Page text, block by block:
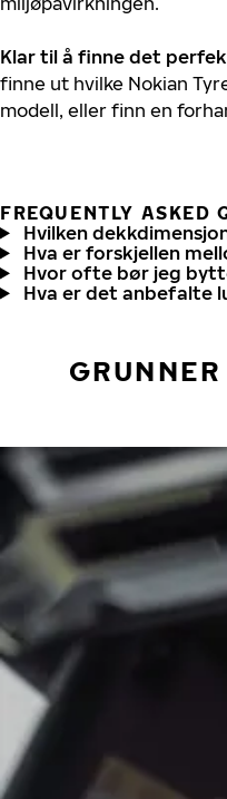
Klar til å finne det
finne ut hvilke Nokian
modell, eller finn en
FREQUENTLY ASKED
Hvilken
Hva er forskjellen
Hvor ofte bør jeg
Hva er det anbefalte